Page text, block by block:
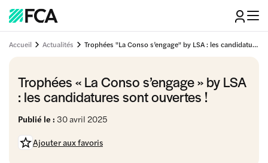
Accueil Actualités Trophées "La Conso s’engage" by LSA : les candidatures sont ouvertes !
Trophées « La Conso s’engage » by LSA
: les candidatures sont ouvertes !
Publié le : 30 avril 2025
Ajouter aux favoris